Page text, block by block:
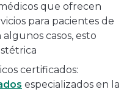
que ofrecen
para pacientes de
casos, esto
certificados:
especializados en la